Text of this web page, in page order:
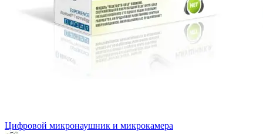
Цифровой микронаушник и микрокамера